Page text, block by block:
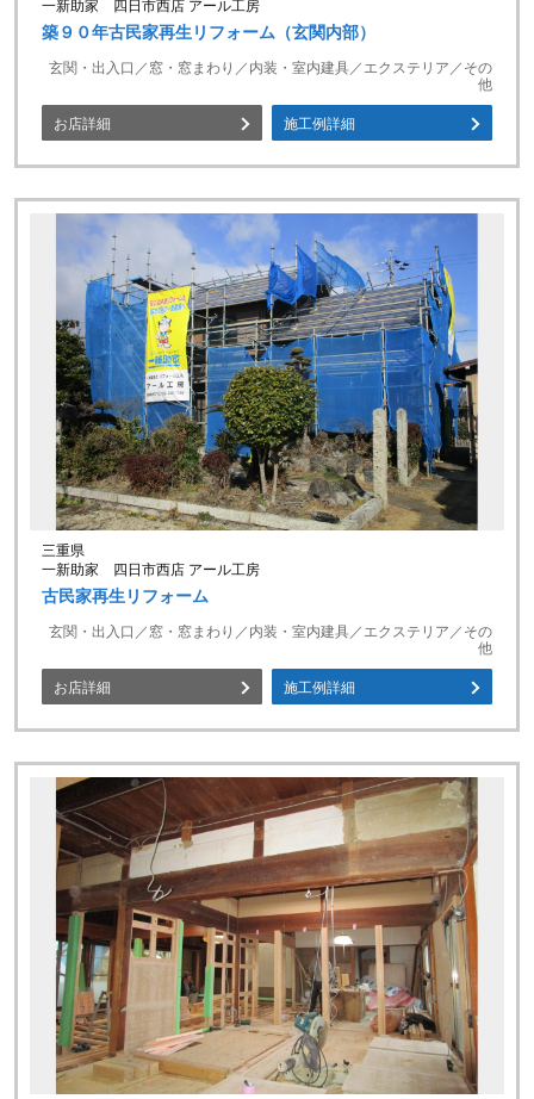
一新助家 四日市西店 アール工房
築９０年古民家再生リフォーム（玄関内部）
玄関・出入口／窓・窓まわり／内装・室内建具／エクステリア／その
他
お店詳細 施工例詳細
三重県
一新助家 四日市西店 アール工房
古民家再生リフォーム
玄関・出入口／窓・窓まわり／内装・室内建具／エクステリア／その
他
お店詳細 施工例詳細